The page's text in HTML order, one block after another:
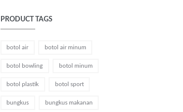
PRODUCT TAGS
botol air botol air minum
botol bowling botol minum
botol plastik botol sport
bungkus bungkus makanan